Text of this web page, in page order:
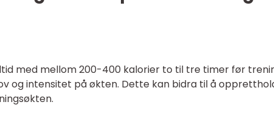
med mellom 200-400 kalorier to til tre timer før
og intensitet på økten. Dette kan bidra til å